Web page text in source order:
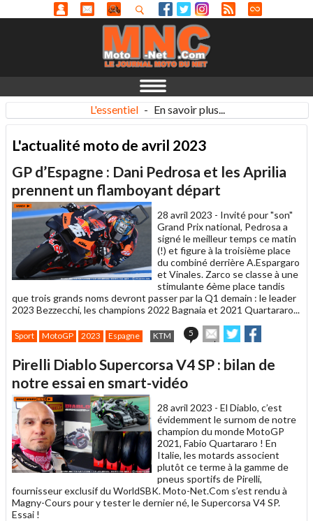
L'essentiel - En savoir plus...
L'actualité moto de avril 2023
GP d’Espagne : Dani Pedrosa et les Aprilia
prennent un flamboyant départ
28 avril 2023 - Invité pour "son"
Grand Prix national, Pedrosa a
signé le meilleur temps ce matin
(!) et figure à la troisième place
du combiné derrière A.Espargaro
et Vinales. Zarco se classe à une
stimulante 6ème place tandis
que trois grands noms devront passer par la Q1 demain : le leader
2023 Bezzecchi, les champions 2022 Bagnaia et 2021 Quartararo...
Sport MotoGP 2023 Espagne KTM 5
Envoyer
cet
à
Partager
sur sur
Pirelli Diablo Supercorsa V4 SP : bilan de
notre essai en smart-vidéo
28 avril 2023 - El Diablo, c’est
évidemment le surnom de notre
champion du monde MotoGP
2021, Fabio Quartararo ! En
Italie, les motards associent
plutôt ce terme à la gamme de
pneus sportifs de Pirelli,
fournisseur exclusif du WorldSBK. Moto-Net.Com s’est rendu à
Magny-Cours pour y tester le dernier né, le Supercorsa V4 SP.
Essai !